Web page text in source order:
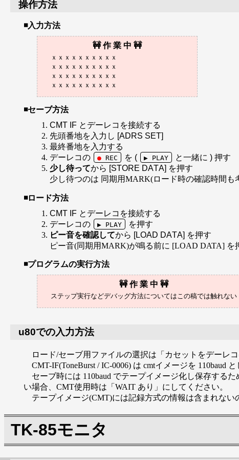
操作方法
入力方法
ｘｘｘｘｘｘｘｘｘｘ
ｘｘｘｘｘｘｘｘｘｘ
ｘｘｘｘｘｘｘｘｘｘ
セーブ方法
CMT IF とデーレコを接続する
先頭番地を入力し [ADRS SET]
最終番地を入力する
デーレコの
● REC を ( ▶ PLAY
と一緒に ) 押す
少し待ってから [STORE DATA] を押す
少し待つのは 同期用MARK(ロード時の確認時間も
ロード方法
CMT IF とデーレコを接続する
デーレコの
▶ PLAY
を押す
ピー音を確認してから [LOAD DATA] を押す
ピー音(同期用MARK)が鳴る前に [LOAD DATA] を
プログラムの実行方法
u80での入力方法
ロード/セーブ用ファイルの選択は「カセットをデーレ
CMT-IF(ToneBurst / IC-0006) は cmtイメージを 110baud
セーブ時には 110baud でテープイメージ化し保存する
い場合、CMT使用時は「WAIT あり」にしてください。
テープイメージ(CMT)には記録方式の情報は含まれない
TK-85モニタ